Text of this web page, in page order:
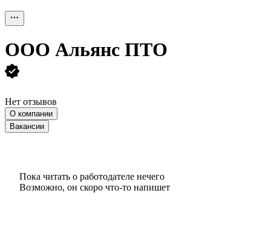
ООО Альянс ПТО
Нет отзывов
О компании
Вакансии
Пока читать о работодателе нечего
Возможно, он скоро что‑то напишет